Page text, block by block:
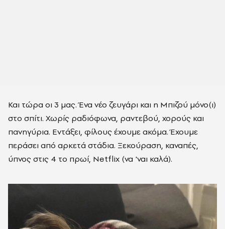
Και τώρα οι 3 μας. Ένα νέο ζευγάρι και η Μπιζού μόνο(ι)
στο σπίτι. Χωρίς ραδιόφωνα, ραντεβού, χορούς και
πανηγύρια. Εντάξει, φίλους έχουμε ακόμα. Έχουμε
περάσει από αρκετά στάδια. Ξεκούραση, καναπές,
ύπνος στις 4 το πρωί, Netflix (να 'ναι καλά).